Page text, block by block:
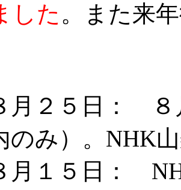
した 。また来
２５日： ８
のみ）。NHK
１５日：